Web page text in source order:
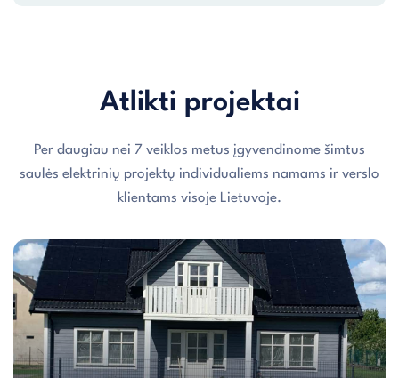
Atlikti projektai
Per daugiau nei 7 veiklos metus įgyvendinome šimtus
saulės elektrinių projektų individualiems namams ir verslo
klientams visoje Lietuvoje.